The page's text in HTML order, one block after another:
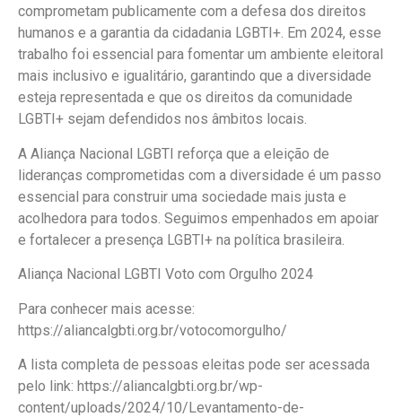
comprometam publicamente com a defesa dos direitos
humanos e a garantia da cidadania LGBTI+. Em 2024, esse
trabalho foi essencial para fomentar um ambiente eleitoral
mais inclusivo e igualitário, garantindo que a diversidade
esteja representada e que os direitos da comunidade
LGBTI+ sejam defendidos nos âmbitos locais.
A Aliança Nacional LGBTI reforça que a eleição de
lideranças comprometidas com a diversidade é um passo
essencial para construir uma sociedade mais justa e
acolhedora para todos. Seguimos empenhados em apoiar
e fortalecer a presença LGBTI+ na política brasileira.
Aliança Nacional LGBTI Voto com Orgulho 2024
Para conhecer mais acesse:
https://aliancalgbti.org.br/votocomorgulho/
A lista completa de pessoas eleitas pode ser acessada
pelo link: https://aliancalgbti.org.br/wp-
content/uploads/2024/10/Levantamento-de-